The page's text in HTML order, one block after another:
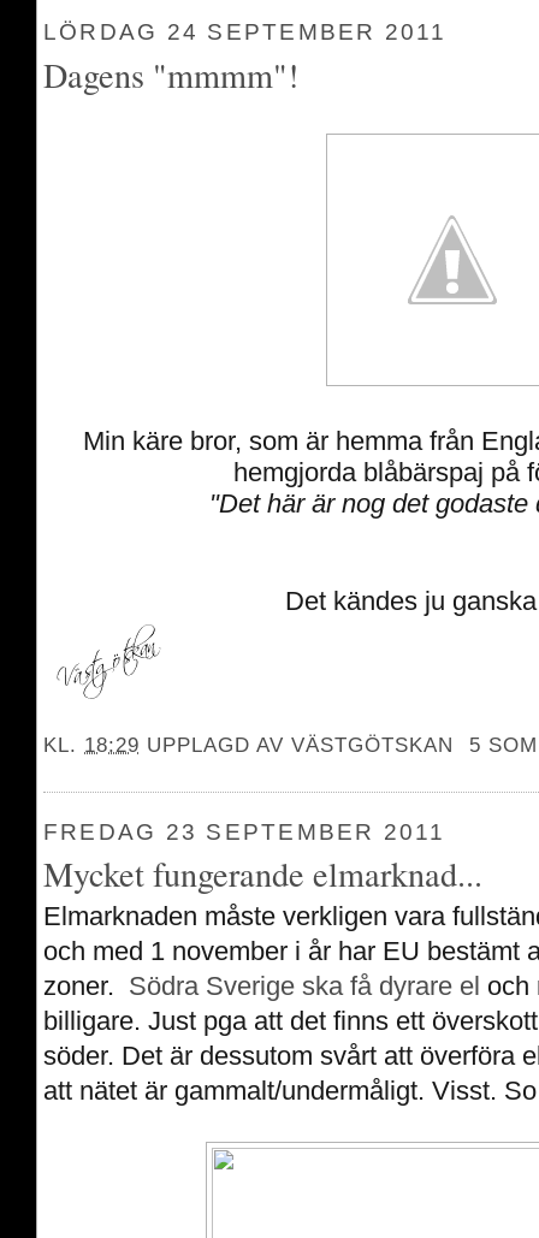
LÖRDAG 24 SEPTEMBER 2011
Dagens "mmmm"!
Min käre bror, som är hemma från
hemgjorda blåbärspaj på
"Det här är nog det godaste
Det kändes ju
KL. 18:29 UPPLAGD AVVÄSTGÖTSKAN 5
FREDAG 23 SEPTEMBER 2011
Mycket fungerande elmarknad...
Elmarknaden måste verkligen vara
och med 1 november i år har EU bestämt
zoner. Södra Sverige ska få dyrare el och
billigare. Just pga att det finns ett
söder. Det är dessutom svårt att överföra
att nätet är gammalt/undermåligt. Visst.